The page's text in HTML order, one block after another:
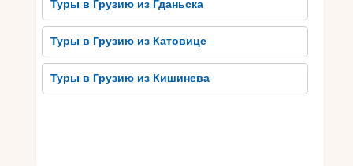
Потрясающая природа
Кутаисского региона
Потрясающая природа Кутаисского региона
привлекает туристов своей неповторимой
красотой и красочностью. Одним из самых
Туры в Грузию из Гданьска
Туры в Грузию из Катовице
Туры в Грузию из Кишинева